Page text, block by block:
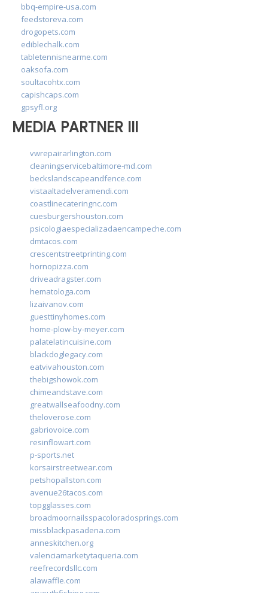
bbq-empire-usa.com
feedstoreva.com
drogopets.com
ediblechalk.com
tabletennisnearme.com
oaksofa.com
soultacohtx.com
capishcaps.com
gpsyfl.org
MEDIA PARTNER III
vwrepairarlington.com
cleaningservicebaltimore-md.com
beckslandscapeandfence.com
vistaaltadelveramendi.com
coastlinecateringnc.com
cuesburgershouston.com
psicologiaespecializadaencampeche.com
dmtacos.com
crescentstreetprinting.com
hornopizza.com
driveadragster.com
hematologa.com
lizaivanov.com
guesttinyhomes.com
home-plow-by-meyer.com
palatelatincuisine.com
blackdoglegacy.com
eatvivahouston.com
thebigshowok.com
chimeandstave.com
greatwallseafoodny.com
theloverose.com
gabriovoice.com
resinflowart.com
p-sports.net
korsairstreetwear.com
petshopallston.com
avenue26tacos.com
topgglasses.com
broadmoornailsspacoloradosprings.com
missblackpasadena.com
anneskitchen.org
valenciamarketytaqueria.com
reefrecordsllc.com
alawaffle.com